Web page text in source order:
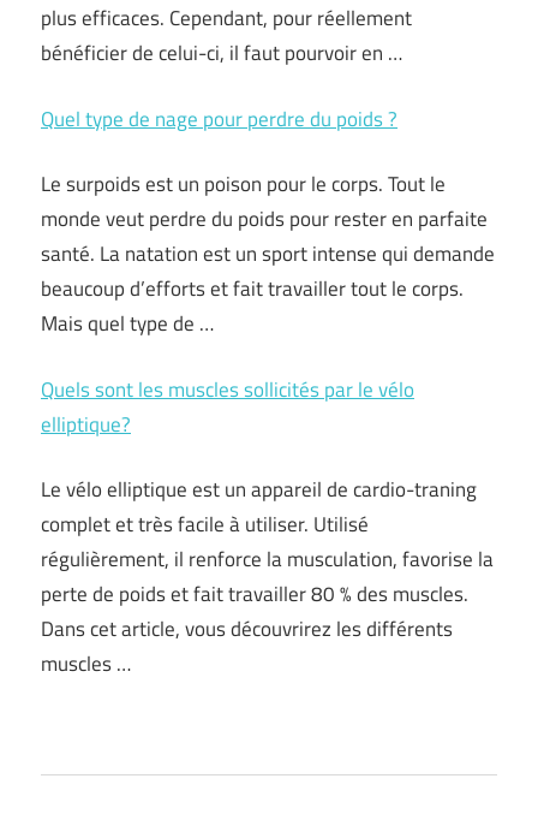
plus efficaces. Cependant, pour réellement
bénéficier de celui-ci, il faut pourvoir en …
Quel type de nage pour perdre du poids ?
Le surpoids est un poison pour le corps. Tout le
monde veut perdre du poids pour rester en parfaite
santé. La natation est un sport intense qui demande
beaucoup d’efforts et fait travailler tout le corps.
Mais quel type de …
Quels sont les muscles sollicités par le vélo
elliptique?
Le vélo elliptique est un appareil de cardio-traning
complet et très facile à utiliser. Utilisé
régulièrement, il renforce la musculation, favorise la
perte de poids et fait travailler 80 % des muscles.
Dans cet article, vous découvrirez les différents
muscles …